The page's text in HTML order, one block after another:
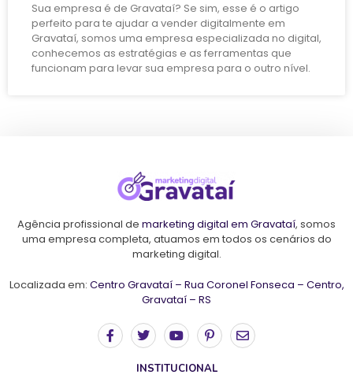
Sua empresa é de Gravataí? Se sim, esse é o artigo
perfeito para te ajudar a vender digitalmente em
Gravataí, somos uma empresa especializada no digital,
conhecemos as estratégias e as ferramentas que
funcionam para levar sua empresa para o outro nível.
Agência profissional de marketing digital em Gravataí, somos
uma empresa completa, atuamos em todos os cenários do
marketing digital.
Localizada em: Centro Gravataí – Rua Coronel Fonseca – Centro,
Gravataí – RS
INSTITUCIONAL